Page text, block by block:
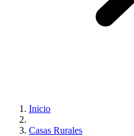
Inicio
Casas Rurales